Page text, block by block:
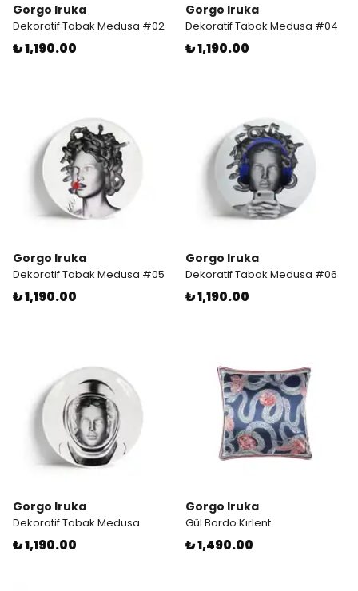
Gorgo Iruka
Dekoratif Tabak Medusa #02
₺ 1,190.00
Gorgo Iruka
Dekoratif Tabak Medusa #04
₺ 1,190.00
Gorgo Iruka
Dekoratif Tabak Medusa #05
₺ 1,190.00
Gorgo Iruka
Dekoratif Tabak Medusa #06
₺ 1,190.00
Gorgo Iruka
Dekoratif Tabak Medusa
₺ 1,190.00
Gorgo Iruka
Gül Bordo Kırlent
₺ 1,490.00